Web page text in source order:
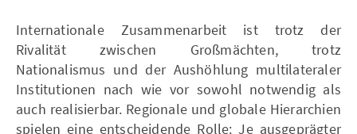
Internationale Zusammenarbeit ist trotz der
Rivalität zwischen Großmächten, trotz
Nationalismus und der Aushöhlung multilateraler
Institutionen nach wie vor sowohl notwendig als
auch realisierbar. Regionale und globale Hierarchien
spielen eine entscheidende Rolle: Je ausgeprägter